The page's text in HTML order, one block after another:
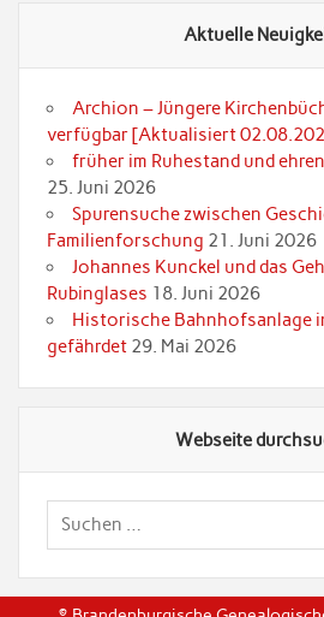
Aktuelle
Archion – Jüngere
verfügbar [Aktualisiert
früher im Ruhestand und
25. Juni 2026
Spurensuche zwischen
Familienforschung 21. Juni 2026
Johannes Kunckel und das
Rubinglases 18. Juni 2026
Historische Bahnhofsanlage
gefährdet 29. Mai 2026
Webseite